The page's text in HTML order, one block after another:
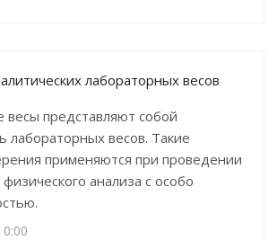
лабораторных весов
весы представляют собой
лабораторных весов. Такие
применяются при проведении
анализа с особо